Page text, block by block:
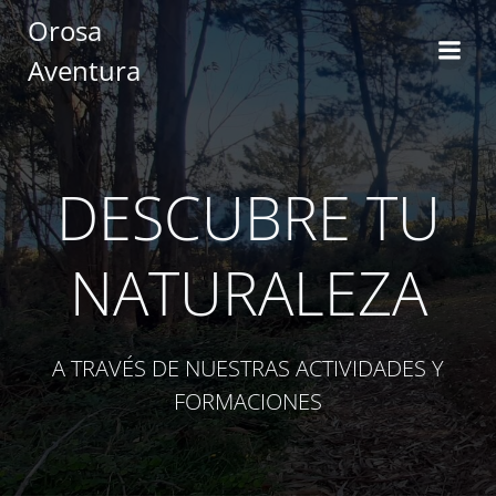
Saltar
al
contenido
Orosa
Aventura
DESCUBRE TU
NATURALEZA
A TRAVÉS DE NUESTRAS ACTIVIDADES Y
FORMACIONES